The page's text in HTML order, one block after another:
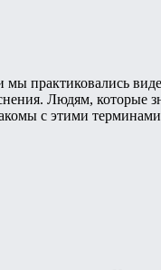
практиковались
Людям, которые
с этими